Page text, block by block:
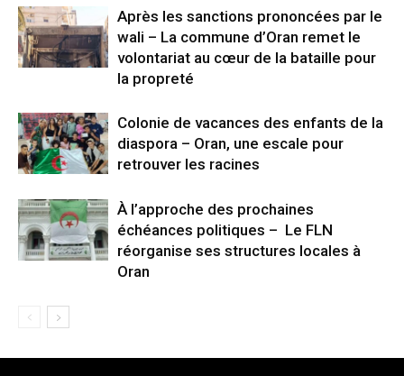
Après les sanctions prononcées par le
wali – La commune d’Oran remet le
volontariat au cœur de la bataille pour
la propreté
Colonie de vacances des enfants de la
diaspora – Oran, une escale pour
retrouver les racines
À l’approche des prochaines
échéances politiques – Le FLN
réorganise ses structures locales à
Oran